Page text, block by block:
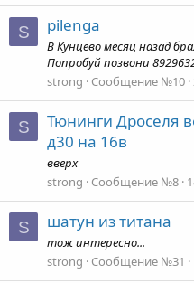
S pilenga
В Кунцево месяц назад
Попробуй позвони
strong
Сообщение №10
S
Тюнинги Дроселя
д30 на 16в
вверх
strong
Сообщение №8
S шатун из титана
тож интересно...
strong
Сообщение №31